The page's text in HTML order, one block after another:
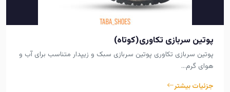
پوتین سربازی تکاوری(کوتاه)
پوتین سربازی تکاوری پوتین سربازی سبک و زیپدار متناسب برای آب و
هوای گرم…
جزئیات بیشتر